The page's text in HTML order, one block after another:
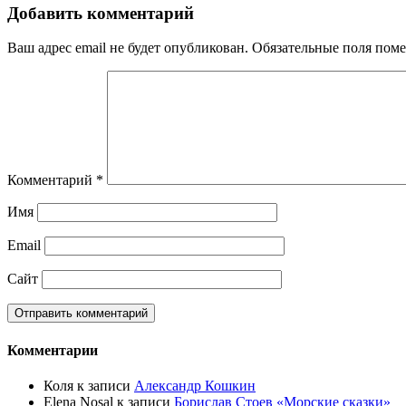
Добавить комментарий
Ваш адрес email не будет опубликован. Обязательные поля
Комментарий *
Имя
Email
Сайт
Комментарии
Коля к записи Александр Кошкин
Elena Nosal к записи Борислав Стоев «Морские сказки»